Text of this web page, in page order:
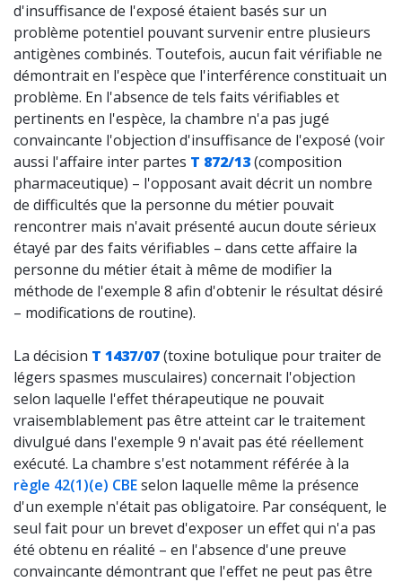
d'insuffisance de l'exposé étaient basés sur un
problème potentiel pouvant survenir entre plusieurs
antigènes combinés. Toutefois, aucun fait vérifiable ne
démontrait en l'espèce que l'interférence constituait un
problème. En l'absence de tels faits vérifiables et
pertinents en l'espèce, la chambre n'a pas jugé
convaincante l'objection d'insuffisance de l'exposé (voir
aussi l'affaire inter partes T 872/13(composition
pharmaceutique) – l'opposant avait décrit un nombre
de difficultés que la personne du métier pouvait
rencontrer mais n'avait présenté aucun doute sérieux
étayé par des faits vérifiables – dans cette affaire la
personne du métier était à même de modifier la
méthode de l'exemple 8 afin d'obtenir le résultat désiré
– modifications de routine).
La décision T 1437/07(toxine botulique pour traiter de
légers spasmes musculaires) concernait l'objection
selon laquelle l'effet thérapeutique ne pouvait
vraisemblablement pas être atteint car le traitement
divulgué dans l'exemple 9 n'avait pas été réellement
exécuté. La chambre s'est notamment référée à la
règle 42(1)(e) CBEselon laquelle même la présence
d'un exemple n'était pas obligatoire. Par conséquent, le
seul fait pour un brevet d'exposer un effet qui n'a pas
été obtenu en réalité – en l'absence d'une preuve
convaincante démontrant que l'effet ne peut pas être